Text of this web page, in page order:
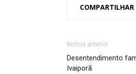
COMPARTILHAR
Notícia anterior
Desentendimento
Ivaiporã